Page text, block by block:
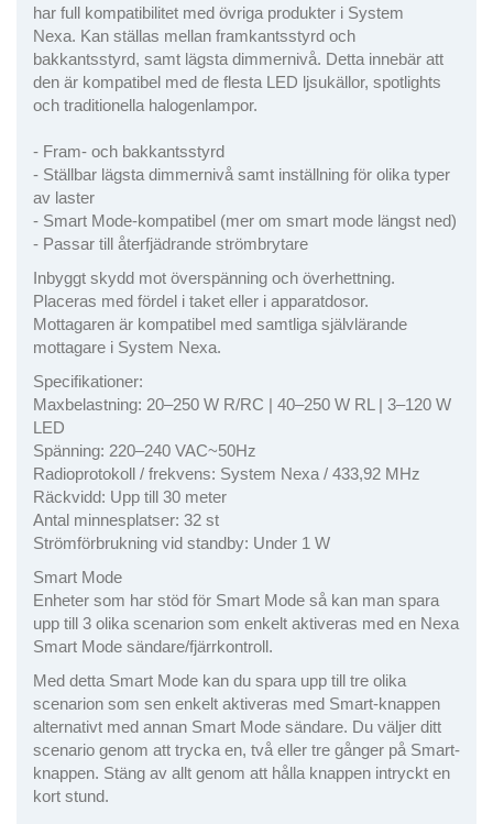
har full kompatibilitet med övriga produkter i System
Nexa. Kan ställas mellan framkantsstyrd och
bakkantsstyrd, samt lägsta dimmernivå. Detta innebär att
den är kompatibel med de flesta LED ljsukällor, spotlights
och traditionella halogenlampor.
​- Fram- och bakkantsstyrd
- Ställbar lägsta dimmernivå samt inställning för olika typer
av laster
- Smart Mode-kompatibel (mer om smart mode längst ned)
- Passar till återfjädrande strömbrytare
Inbyggt skydd mot överspänning och överhettning.
Placeras med fördel i taket eller i apparatdosor.
​Mottagaren är kompatibel med samtliga självlärande
mottagare i System Nexa.
Specifikationer:
Maxbelastning: 20–250 W R/RC | 40–250 W RL | 3–120 W
LED
Spänning: 220–240 VAC~50Hz
Radioprotokoll / frekvens: System Nexa / 433,92 MHz
Räckvidd: Upp till 30 meter
Antal minnesplatser: 32 st
Strömförbrukning vid standby: Under 1 W
Smart Mode
Enheter som har stöd för Smart Mode så kan man spara
upp till 3 olika scenarion som enkelt aktiveras med en Nexa
Smart Mode sändare/fjärrkontroll.
Med detta Smart Mode kan du spara upp till tre olika
scenarion som sen enkelt aktiveras med Smart-knappen
alternativt med annan Smart Mode sändare. Du väljer ditt
scenario genom att trycka en, två eller tre gånger på Smart-
knappen. Stäng av allt genom att hålla knappen intryckt en
kort stund.